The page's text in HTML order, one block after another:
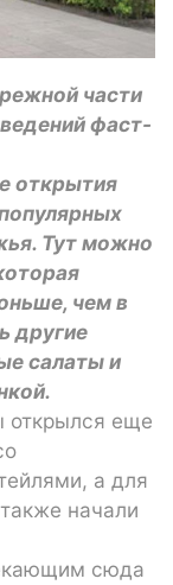
части
фаст-
открытия
Тут можно
чем в
другие
салаты и
еще
а для
начали
сюда